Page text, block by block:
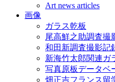
Art news articles
画像
ガラス乾板
尾高鮮之助調査撮
和田新調査撮影記
新海竹太郎関連ガ
写真原板データベ
畑正吉フランス留